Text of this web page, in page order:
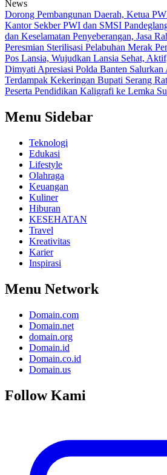
News
Dorong Pembangunan Daerah, Ketua
Kantor Sekber PWI dan SMSI
dan Keselamatan Penyeberangan, Jasa
Peresmian Sterilisasi Pelabuhan Merak
Pos Lansia, Wujudkan Lansia Sehat,
Dimyati Apresiasi Polda Banten
Terdampak Kekeringan Bupati Serang
Peserta Pendidikan Kaligrafi ke Lemka
Menu Sidebar
Teknologi
Edukasi
Lifestyle
Olahraga
Keuangan
Kuliner
Hiburan
KESEHATAN
Travel
Kreativitas
Karier
Inspirasi
Menu Network
Domain.com
Domain.net
domain.org
Domain.id
Domain.co.id
Domain.us
Follow Kami